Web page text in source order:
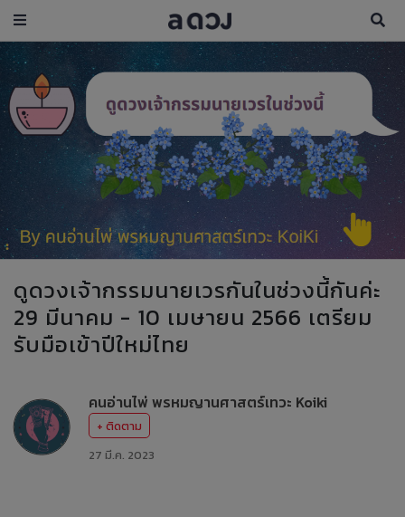
ดูดวงเจ้ากรรมนายเวรกันในช่วงนี้กันค่ะ
29 มีนาคม - 10 เมษายน 2566 เตรียม
รับมือเข้าปีใหม่ไทย
คนอ่านไพ่ พรหมญานศาสตร์เทวะ Koiki
+ ติดตาม
27 มี.ค. 2023